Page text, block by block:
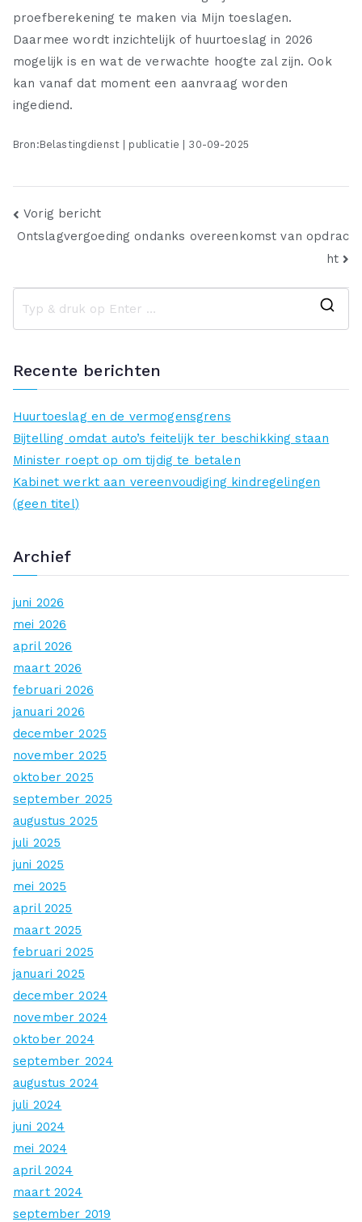
proefberekening te maken via Mijn toeslagen.
Daarmee wordt inzichtelijk of huurtoeslag in 2026
mogelijk is en wat de verwachte hoogte zal zijn. Ook
kan vanaf dat moment een aanvraag worden
ingediend.
Bron:Belastingdienst | publicatie | 30-09-2025
Bericht
navigatie
Vorig bericht
Ontslagvergoeding ondanks overeenkomst van opdrac
ht
Recente berichten
Huurtoeslag en de vermogensgrens
Bijtelling omdat auto’s feitelijk ter beschikking staan
Minister roept op om tijdig te betalen
Kabinet werkt aan vereenvoudiging kindregelingen
(geen titel)
Archief
juni 2026
mei 2026
april 2026
maart 2026
februari 2026
januari 2026
december 2025
november 2025
oktober 2025
september 2025
augustus 2025
juli 2025
juni 2025
mei 2025
april 2025
maart 2025
februari 2025
januari 2025
december 2024
november 2024
oktober 2024
september 2024
augustus 2024
juli 2024
juni 2024
mei 2024
april 2024
maart 2024
september 2019